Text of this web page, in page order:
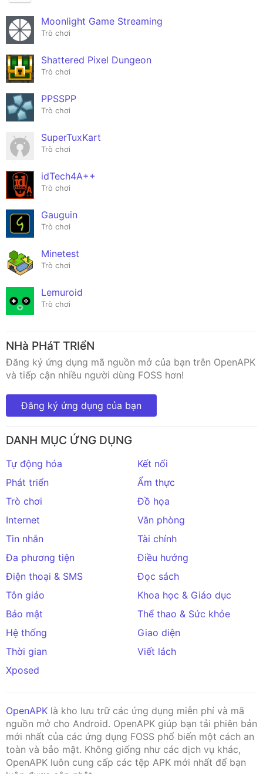
Moonlight Game Streaming
Trò chơi
Shattered Pixel Dungeon
Trò chơi
PPSSPP
Trò chơi
SuperTuxKart
Trò chơi
idTech4A++
Trò chơi
Gauguin
Trò chơi
Minetest
Trò chơi
Lemuroid
Trò chơi
NHà PHáT TRIểN
Đăng ký ứng dụng mã nguồn mở của bạn trên OpenAPK
và tiếp cận nhiều người dùng FOSS hơn!
Đăng ký ứng dụng của bạn
DANH MỤC ỨNG DỤNG
Tự động hóa
Kết nối
Phát triển
Ẩm thực
Trò chơi
Đồ họa
Internet
Văn phòng
Tin nhắn
Tài chính
Đa phương tiện
Điều hướng
Điện thoại & SMS
Đọc sách
Tôn giáo
Khoa học & Giáo dục
Bảo mật
Thể thao & Sức khỏe
Hệ thống
Giao diện
Thời gian
Viết lách
Xposed
OpenAPK là kho lưu trữ các ứng dụng miễn phí và mã
nguồn mở cho Android. OpenAPK giúp bạn tải phiên bản
mới nhất của các ứng dụng FOSS phổ biến một cách an
toàn và bảo mật. Không giống như các dịch vụ khác,
OpenAPK luôn cung cấp các tệp APK mới nhất để bạn